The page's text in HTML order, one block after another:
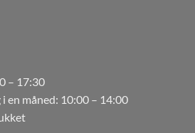
– 17:30
en måned: 10:00 – 14:00